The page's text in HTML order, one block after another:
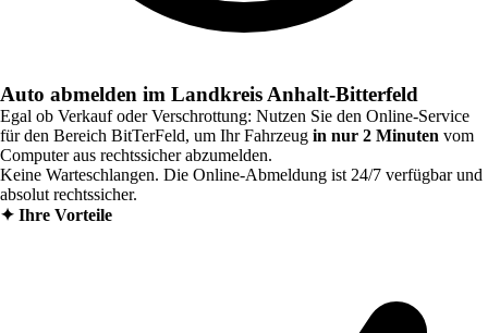
Auto abmelden im Landkreis Anhalt-Bitterfeld
Egal ob Verkauf oder Verschrottung: Nutzen Sie den Online-Service
für den Bereich BitTerFeld, um Ihr Fahrzeug in nur 2 Minuten vom
Computer aus rechtssicher abzumelden.
Keine Warteschlangen. Die Online-Abmeldung ist 24/7 verfügbar und
absolut rechtssicher.
✦ Ihre Vorteile